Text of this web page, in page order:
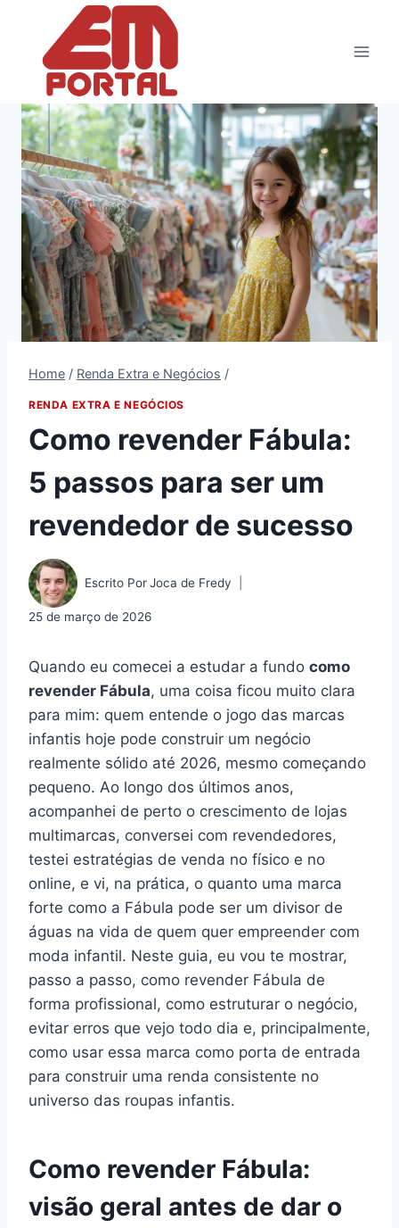
Conteúdo
Home / Renda Extra e Negócios /
RENDA EXTRA E NEGÓCIOS
Como revender Fábula:
5 passos para ser um
revendedor de sucesso
Escrito PorJoca de Fredy
25 de março de 2026
Quando eu comecei a estudar a fundo como
revender Fábula, uma coisa ficou muito clara
para mim: quem entende o jogo das marcas
infantis hoje pode construir um negócio
realmente sólido até 2026, mesmo começando
pequeno. Ao longo dos últimos anos,
acompanhei de perto o crescimento de lojas
multimarcas, conversei com revendedores,
testei estratégias de venda no físico e no
online, e vi, na prática, o quanto uma marca
forte como a Fábula pode ser um divisor de
águas na vida de quem quer empreender com
moda infantil. Neste guia, eu vou te mostrar,
passo a passo, como revender Fábula de
forma profissional, como estruturar o negócio,
evitar erros que vejo todo dia e, principalmente,
como usar essa marca como porta de entrada
para construir uma renda consistente no
universo das roupas infantis.
Como revender Fábula:
visão geral antes de dar o